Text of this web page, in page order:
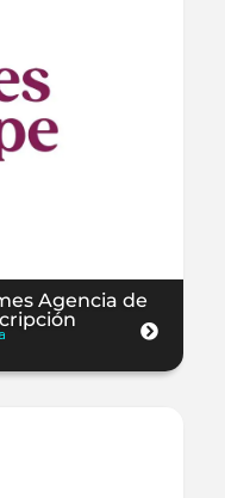
Agencia de